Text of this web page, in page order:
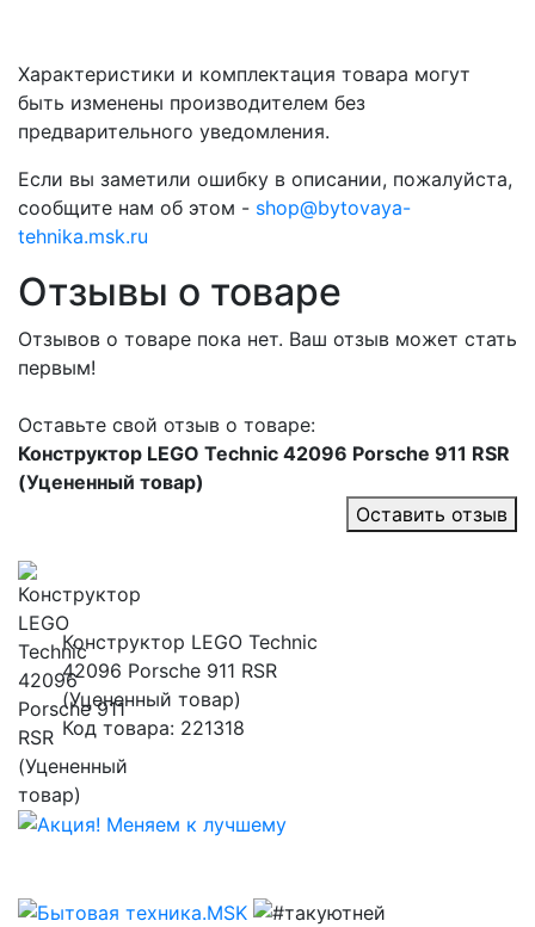
Характеристики и комплектация товара могут
быть изменены производителем без
предварительного уведомления.
Если вы заметили ошибку в описании, пожалуйста,
сообщите нам об этом - shop@bytovaya-
tehnika.msk.ru
Отзывы о товаре
Отзывов о товаре пока нет. Ваш отзыв может стать
первым!
Оставьте свой отзыв о товаре:
Конструктор LEGO Technic 42096 Porsche 911 RSR
(Уцененный товар)
Оставить отзыв
Конструктор LEGO Technic
42096 Porsche 911 RSR
(Уцененный товар)
Код товара: 221318